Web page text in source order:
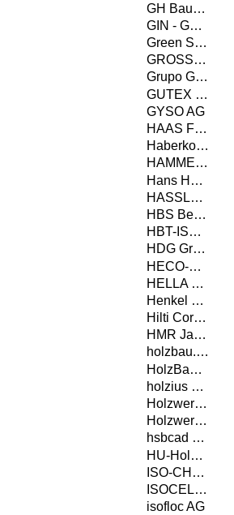
GH Baubeschläge GmbH
GIN - Gütegemeinschaft Nagelplattenprodukte e.V. - Interessenverband Nagelplatten e.V.
Green Structures GmbH
GROSSMANN Bau GmbH & Co. KG
Grupo Gámiz
GUTEX Holzfaserplattenwerk
GYSO AG
HAAS FERTIGBAU GMBH
Haberkorn GmbH
HAMMER Holzbautechnik GmbH
Hans Hundegger AG
HASSLACHER Gruppe
HBS Berga GmbH & Co. KG
HBT-ISOL AG
HDG Group S.r.l.
HECO-Schrauben GmbH & Co. KG
HELLA Sonnen- und Wetterschutztechnik GmbH
Henkel & Cie. AG
Hilti Corporation AG
HMR Jacob GmbH Metallwaren
holzbau.tech GmbH
HolzBauWerk Schwarzwald GmbH
holzius GmbH
Holzwerke Pfarrkirchen GmbH
Holzwerke van Roje GmbH & Co. KG
hsbcad GmbH
HU-Holzunion GmbH
ISO-CHEMIE GMBH
ISOCELL GmbH & Co KG
isofloc AG